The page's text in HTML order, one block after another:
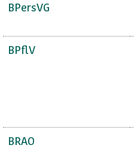
BPersVG
BPflV
BRAO